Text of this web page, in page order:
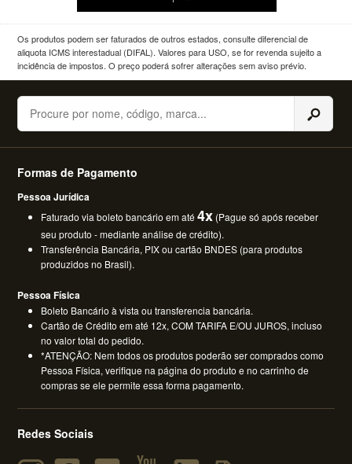
Os produtos podem ser faturados de outros estados, consulte diferencial de
aliquota ICMS interestadual (DIFAL). Valores para USO, se for revenda sujeito a
incidência de impostos. O preço poderá sofrer alterações sem aviso prévio.
Buscar
Formas de Pagamento
Pessoa Jurídica
Faturado via boleto bancário em até4x (Pague só após receber
seu produto - mediante análise de crédito).
Transferência Bancária, PIX ou cartão BNDES (para produtos
produzidos no Brasil).
Pessoa Física
Boleto Bancário à vista ou transferencia bancária.
Cartão de Crédito em até 12x, COM TARIFA E/OU JUROS, incluso
no valor total do pedido.
*ATENÇÃO: Nem todos os produtos poderão ser comprados como
Pessoa Física, verifique na página do produto e no carrinho de
compras se ele permite essa forma pagamento.
Redes Sociais